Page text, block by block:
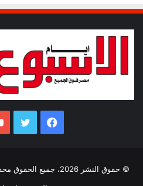
فيسبوك تويتر
© حقوق النشر 2026، جميع الحقوق محفوظة |